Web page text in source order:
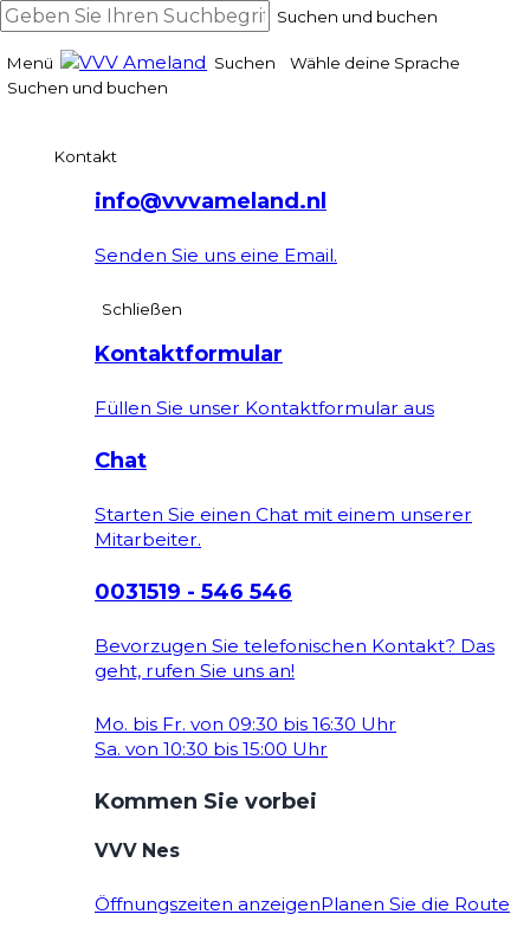
Suchen und buchen
Menü Suchen
Wähle deine Sprache
Suchen und buchen
Kontakt
info@vvvameland.nl
Senden Sie uns eine Email.
Schließen
Kontaktformular
Füllen Sie unser Kontaktformular aus
Chat
Starten Sie einen Chat mit einem unserer
Mitarbeiter.
0031519 - 546 546
Bevorzugen Sie telefonischen Kontakt? Das
geht, rufen Sie uns an!
Mo. bis Fr. von 09:30 bis 16:30 Uhr
Sa. von 10:30 bis 15:00 Uhr
Kommen Sie vorbei
VVV Nes
Öffnungszeiten anzeigenPlanen Sie die Route